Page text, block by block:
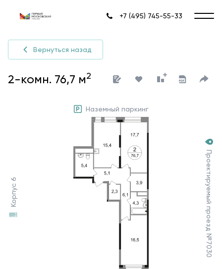
+7 (495) 745-55-33
Вернуться назад
2-комн. 76,7 м2
Корпус 6 Проектируемый проезд №7030
Наземный паркинг